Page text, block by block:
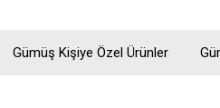
Gümüş Kişiye Özel Ürünler